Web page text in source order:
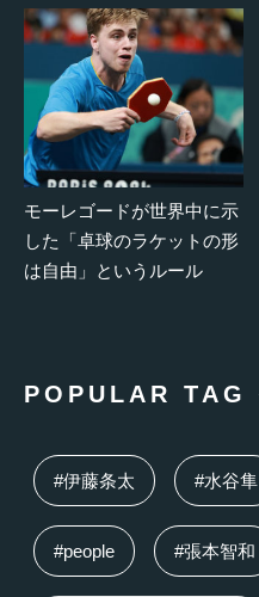
モーレゴードが世界中に示
した「卓球のラケットの形
は自由」というルール
POPULAR TAG
#伊藤条太 #水谷隼
#people #張本智和